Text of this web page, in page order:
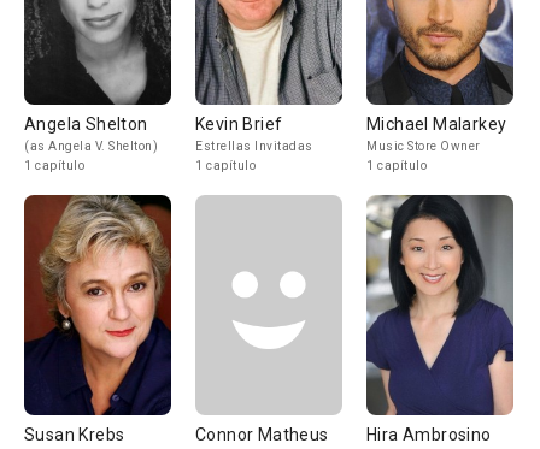
Angela Shelton
(as Angela V. Shelton)
1 capítulo
Kevin Brief
Estrellas Invitadas
1 capítulo
Michael Malarkey
Music Store Owner
1 capítulo
Susan Krebs Connor Matheus Hira Ambrosino